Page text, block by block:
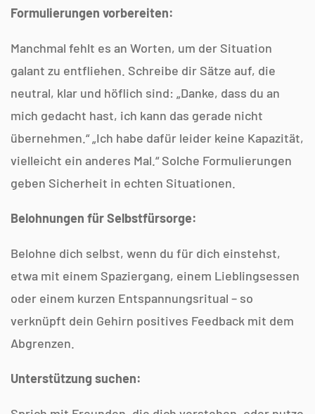
Formulierungen vorbereiten:
Manchmal fehlt es an Worten, um der Situation
galant zu entfliehen. Schreibe dir Sätze auf, die
neutral, klar und höflich sind: „Danke, dass du an
mich gedacht hast, ich kann das gerade nicht
übernehmen.“ „Ich habe dafür leider keine Kapazität,
vielleicht ein anderes Mal.“ Solche Formulierungen
geben Sicherheit in echten Situationen.
Belohnungen für Selbstfürsorge:
Belohne dich selbst, wenn du für dich einstehst,
etwa mit einem Spaziergang, einem Lieblingsessen
oder einem kurzen Entspannungsritual – so
verknüpft dein Gehirn positives Feedback mit dem
Abgrenzen.
Unterstützung suchen: